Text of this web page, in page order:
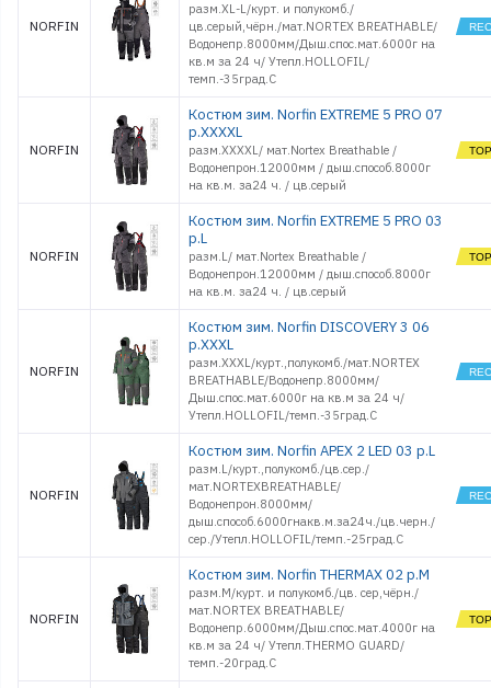
NORFIN
разм.XL-L/курт. и полукомб./
цв.серый,чёрн./мат.NORTEX BREATHABLE/
Водонепр.8000мм/Дыш.спос.мат.6000г на
кв.м за 24 ч/ Утепл.HOLLOFIL/
темп.-35град.С
NORFIN
Костюм зим. Norfin EXTREME 5 PRO 07
р.XXXXL
разм.XXXXL/ мат.Nortex Breathable /
Водонепрон.12000мм / дыш.способ.8000г
на кв.м. за24 ч. / цв.серый
NORFIN
Костюм зим. Norfin EXTREME 5 PRO 03
р.L
разм.L/ мат.Nortex Breathable /
Водонепрон.12000мм / дыш.способ.8000г
на кв.м. за24 ч. / цв.серый
NORFIN
Костюм зим. Norfin DISCOVERY 3 06
р.XXXL
разм.XXXL/курт.,полукомб./мат.NORTEX
BREATHABLE/Водонепр.8000мм/
Дыш.спос.мат.6000г на кв.м за 24 ч/
Утепл.HOLLOFIL/темп.-35град.С
NORFIN
Костюм зим. Norfin APEX 2 LED 03 р.L
разм.L/курт.,полукомб./цв.сер./
мат.NORTEXBREATHABLE/
Водонепрон.8000мм/
дыш.способ.6000гнакв.м.за24ч./цв.черн./
сер./Утепл.HOLLOFIL/темп.-25град.С
NORFIN
Костюм зим. Norfin THERMAX 02 р.M
разм.M/курт. и полукомб./цв. сер,чёрн./
мат.NORTEX BREATHABLE/
Водонепр.6000мм/Дыш.спос.мат.4000г на
кв.м за 24 ч/ Утепл.THERMO GUARD/
темп.-20град.С